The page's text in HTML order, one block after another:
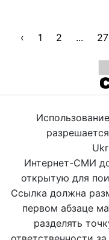
‹ 1 2 ... 27
Интернет-СМИ
открытую для
Ссылка должна
первом абзаце
разделять